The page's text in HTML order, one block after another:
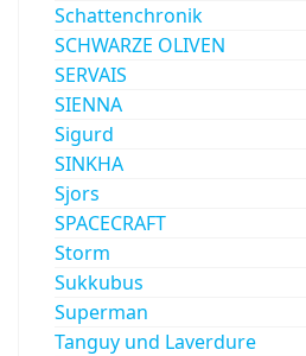
Schattenchronik
SCHWARZE OLIVEN
SERVAIS
SIENNA
Sigurd
SINKHA
Sjors
SPACECRAFT
Storm
Sukkubus
Superman
Tanguy und Laverdure